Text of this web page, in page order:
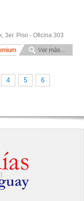
3er. Piso - Oficina 303
4 5 6